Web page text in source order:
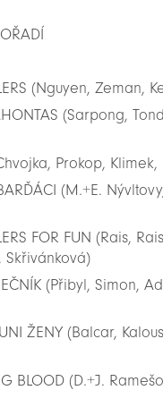
(Nguyen, Zeman,
(Sarpong,
Prokop, Klimek,
(M.+E.
FOR FUN (Rais,
Skřivánková)
(Přibyl, Simon,
ŽENY (Balcar,
(D.+J.